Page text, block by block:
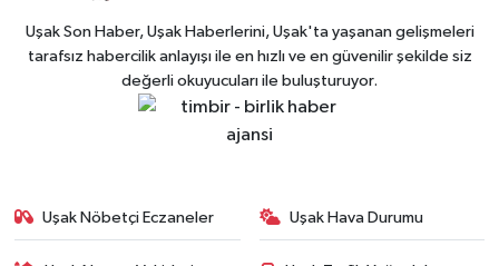
Uşak Son Haber, Uşak Haberlerini, Uşak'ta yaşanan gelişmeleri
tarafsız habercilik anlayışı ile en hızlı ve en güvenilir şekilde siz
değerli okuyucuları ile buluşturuyor.
Uşak Nöbetçi Eczaneler Uşak Hava Durumu